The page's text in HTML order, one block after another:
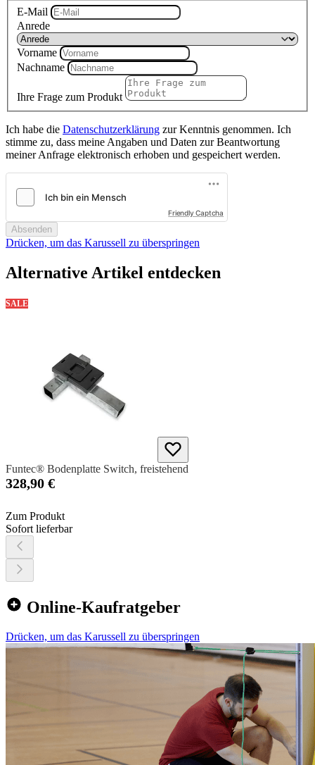
E-Mail
Anrede
Vorname
Nachname
Ihre Frage zum Produkt
Ich habe die Datenschutzerklärung zur Kenntnis genommen. Ich
stimme zu, dass meine Angaben und Daten zur Beantwortung
meiner Anfrage elektronisch erhoben und gespeichert werden.
Friendly Captcha
Absenden
Drücken, um das Karussell zu überspringen
Alternative Artikel entdecken
SALE
Funtec® Bodenplatte Switch, freistehend
328,90 €
Zum Produkt
Sofort lieferbar
Online-Kaufratgeber
Drücken, um das Karussell zu überspringen